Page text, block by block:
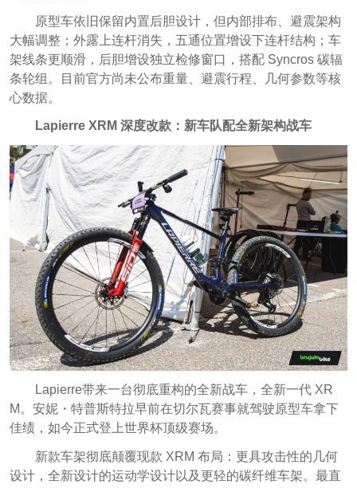
原型车依旧保留内置后胆设计，但内部排布、避震架构
大幅调整；外露上连杆消失，五通位置增设下连杆结构；车
架线条更顺滑，后胆增设独立检修窗口，搭配 Syncros 碳辐
条轮组。目前官方尚未公布重量、避震行程、几何参数等核
心数据。
Lapierre XRM 深度改款：新车队配全新架构战车
Lapierre带来一台彻底重构的全新战车，全新一代 XR
M。安妮・特普斯特拉早前在切尔瓦赛事就驾驶原型车拿下
佳绩，如今正式登上世界杯顶级赛场。
新款车架彻底颠覆现款 XRM 布局：更具攻击性的几何
设计，全新设计的运动学设计以及更轻的碳纤维车架。最直